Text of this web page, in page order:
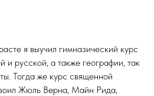
я выучил гимназический курс
и русской, а также географии, так
Тогда же курс священной
Жюль Верна, Майн Рида,